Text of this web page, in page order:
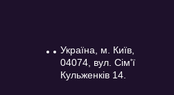
Україна, м. Київ,
04074, вул. Сім'ї
Кульженків 14.